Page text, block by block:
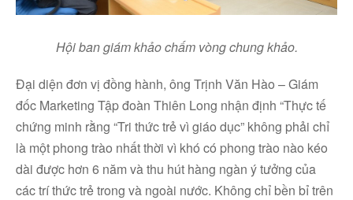
Hội ban giám khảo chấm vòng chung khảo.
Đại diện đơn vị đồng hành, ông Trịnh Văn Hào – Giám
đốc Marketing Tập đoàn Thiên Long nhận định “Thực tế
chứng minh rằng “Tri thức trẻ vì giáo dục” không phải chỉ
là một phong trào nhất thời vì khó có phong trào nào kéo
dài được hơn 6 năm và thu hút hàng ngàn ý tưởng của
các trí thức trẻ trong và ngoài nước. Không chỉ bền bỉ trên